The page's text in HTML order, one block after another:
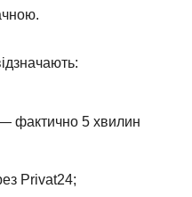
фактично 5 хвилин
Privat24;